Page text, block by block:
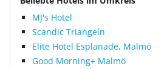
MJ's Hotel
Scandic Triangeln
Elite Hotel Esplanade, Malmö
Good Morning+ Malmö